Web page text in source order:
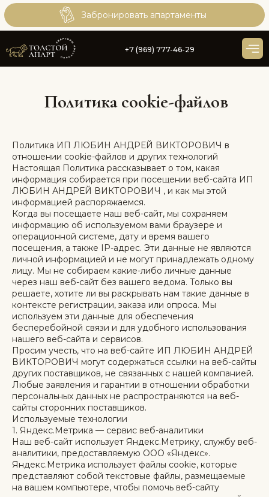
Забронировать
Забронировать апартаменты
+7 (969) 777-46-29
Политика cookie-файлов
Политика ИП ЛЮБИН АНДРЕЙ ВИКТОРОВИЧ в
отношении cookie-файлов и других технологий
Настоящая Политика рассказывает о том, какая
информация собирается при посещении веб-сайта ИП
ЛЮБИН АНДРЕЙ ВИКТОРОВИЧ , и как мы этой
информацией распоряжаемся.
Когда вы посещаете наш веб-сайт, мы сохраняем
информацию об используемом вами браузере и
операционной системе, дату и время вашего
посещения, а также IP-адрес. Эти данные не являются
личной информацией и не могут принадлежать одному
лицу. Мы не собираем какие-либо личные данные
через наш веб-сайт без вашего ведома. Только вы
решаете, хотите ли вы раскрывать нам такие данные в
контексте регистрации, заказа или опроса. Мы
используем эти данные для обеспечения
бесперебойной связи и для удобного использования
нашего веб-сайта и сервисов.
Просим учесть, что на веб-сайте ИП ЛЮБИН АНДРЕЙ
ВИКТОРОВИЧ могут содержаться ссылки на веб-сайты
других поставщиков, не связанных с нашей компанией.
Любые заявления и гарантии в отношении обработки
персональных данных не распространяются на веб-
сайты сторонних поставщиков.
Используемые технологии
1. Яндекс.Метрика — сервис веб-аналитики
Наш веб-сайт использует Яндекс.Метрику, службу веб-
аналитики, предоставляемую ООО «Яндекс».
Яндекс.Метрика использует файлы cookie, которые
представляют собой текстовые файлы, размещаемые
на вашем компьютере, чтобы помочь веб-сайту